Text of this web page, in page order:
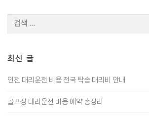
최신 글
인천 대리운전 비용 전국 탁송 대리비 안내
골프장 대리운전 비용 예약 총정리